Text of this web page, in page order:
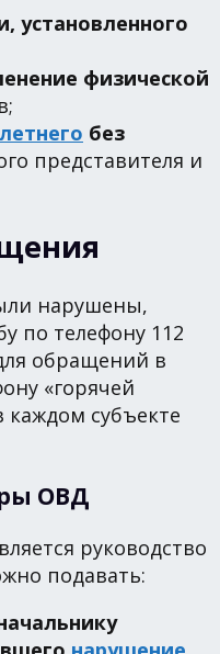
установленного
физической
без
представителя и
нарушены,
по телефону 112
обращений в
«горячей
каждом субъекте
ОВД
руководство
подавать: